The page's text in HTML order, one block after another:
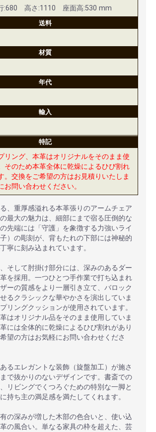
:680 高さ:1110 座面高:530 mm
送料
材質
年代
輸入
特記
リング、本革はオリジナルをそのまま使
そのため本革全体に乾燥によるひび割れ
。交換をご希望の方はお見積りいたしま
お問い合わせください。
、重厚感溢れる本革張りのアームチェア
最大の魅力は、細部にまで宿る圧倒的な
先端には「守護」を象徴する力強いライ
）の彫刻が、背もたれの下部には神秘的
寧に刻み込まれています。
そして肘掛け部分には、深みのあるダー
を採用。一つひとつ手作業で打ち込まれ
ーの質感をより一層引き立て、バロック
るクラシックな華やかさを演出していま
リングクッションが使用されています。
はオリジナル品をそのまま使用していま
には全体的に乾燥によるひび割れがあり
望の方はお気軽にお問い合わせくださ
るエレガントな装飾（旋盤加工）が施さ
で抜かりのないデザインです。書斎での
リビングでくつろぐための特別な一脚と
持ち主の満足感を満たしてくれます。
の深みが増した木部の色合いと、使い込
の風合い。単なる家具の枠を超えた、芸